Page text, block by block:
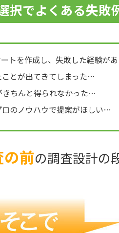
択でよくある失敗
ートを作成し、失敗した経験が
とが出てきてしまった…
ちんと得られなかった…
のノウハウで提案がほしい…
前の調査設計の